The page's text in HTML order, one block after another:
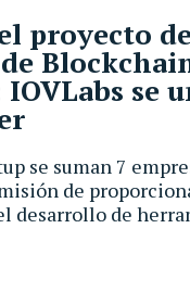
se suman 7
de
desarrollo de
proyecto
se